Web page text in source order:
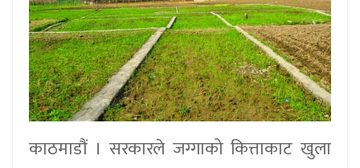
काठमाडौं । सरकारले जग्गाको कित्ताकाट खुला